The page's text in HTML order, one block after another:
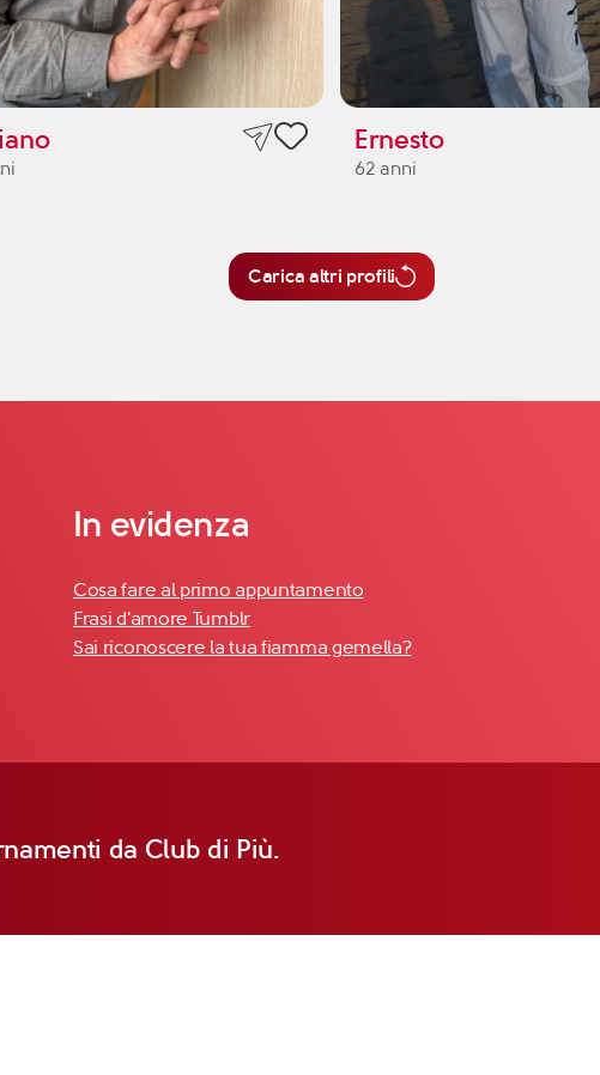
Ernesto
62 anni
Carica altri profili
In evidenza
Cosa fare al primo appuntamento
Frasi d'amore Tumblr
Sai riconoscere la tua fiamma gemella?
da Club di Più.